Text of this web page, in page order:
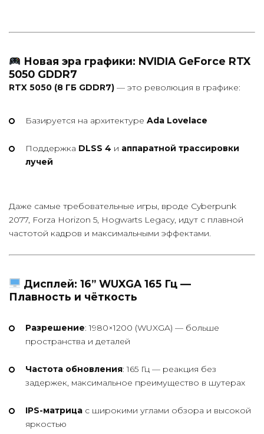
Новая эра графики: NVIDIA GeForce RTX
5050 GDDR7
RTX 5050 (8 ГБ GDDR7) — это революция в графике:
Базируется на архитектуре Ada Lovelace
Поддержка DLSS 4 и аппаратной трассировки
лучей
Даже самые требовательные игры, вроде Cyberpunk
2077, Forza Horizon 5, Hogwarts Legacy, идут с плавной
частотой кадров и максимальными эффектами.
Дисплей: 16” WUXGA 165 Гц —
Плавность и чёткость
Разрешение: 1980×1200 (WUXGA) — больше
пространства и деталей
Частота обновления: 165 Гц — реакция без
задержек, максимальное преимущество в шутерах
IPS-матрица с широкими углами обзора и высокой
яркостью